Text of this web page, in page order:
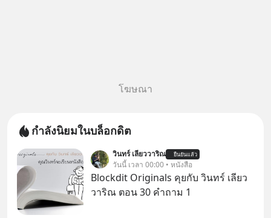
โฆษณา
กำลังนิยมในบล็อกดิต
วินทร์ เลียววาริณ ยืนยันแล้ว
วันนี้ เวลา 00:00 • หนังสือ
Blockdit Originals คุยกับ วินทร์ เลียว
วาริณ ตอน 30 คำถาม 1